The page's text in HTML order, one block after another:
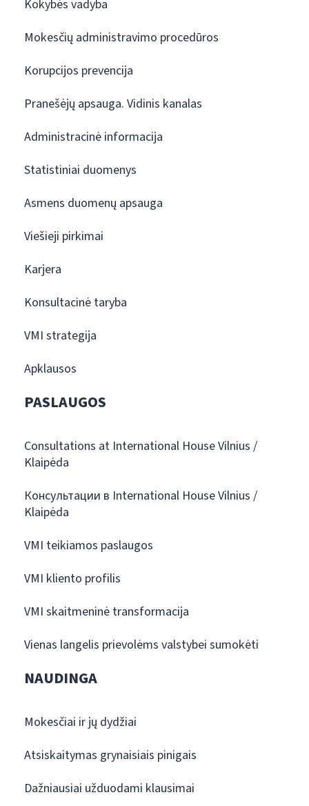
Kokybės vadyba
Mokesčių administravimo procedūros
Korupcijos prevencija
Pranešėjų apsauga. Vidinis kanalas
Administracinė informacija
Statistiniai duomenys
Asmens duomenų apsauga
Viešieji pirkimai
Karjera
Konsultacinė taryba
VMI strategija
Apklausos
PASLAUGOS
Consultations at International House Vilnius /
Klaipėda
Консультации в International House Vilnius /
Klaipėda
VMI teikiamos paslaugos
VMI kliento profilis
VMI skaitmeninė transformacija
Vienas langelis prievolėms valstybei sumokėti
NAUDINGA
Mokesčiai ir jų dydžiai
Atsiskaitymas grynaisiais pinigais
Dažniausiai užduodami klausimai